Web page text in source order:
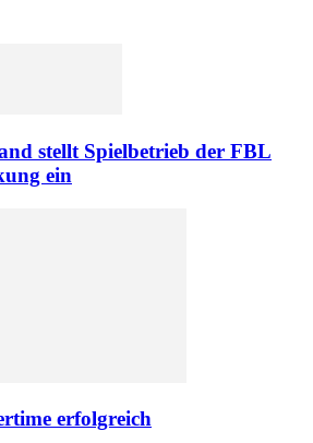
stellt Spielbetrieb der FBL
ein
erfolgreich